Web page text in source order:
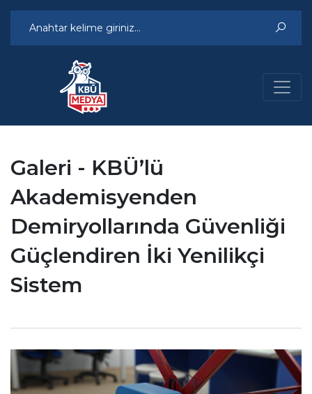
Galeri - KBÜ’lü
Akademisyenden
Demiryollarında Güvenliği
Güçlendiren İki Yenilikçi
Sistem